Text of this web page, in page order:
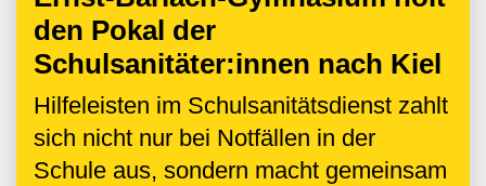
den Pokal der
Schulsanitäter:innen nach Kiel
Hilfeleisten im Schulsanitätsdienst zahlt
sich nicht nur bei Notfällen in der
Schule aus, sondern macht gemeinsam